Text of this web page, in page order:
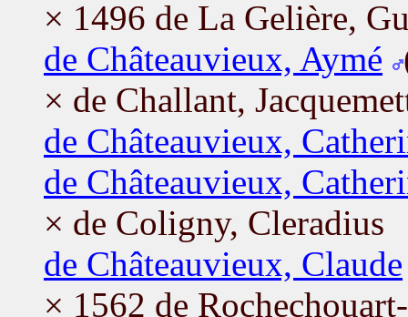
× 1496 de La Gelière,
de Châteauvieux, Aymé
× de Challant,
de Châteauvieux,
de Châteauvieux,
× de Coligny, Cleradius
de Châteauvieux, Claude
× 1562 de